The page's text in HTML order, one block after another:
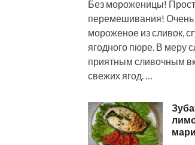
Без мороженицы!
перемешивания!
мороженое из сливок,
ягодного пюре. В меру
приятным сливочным
свежих ягод. …